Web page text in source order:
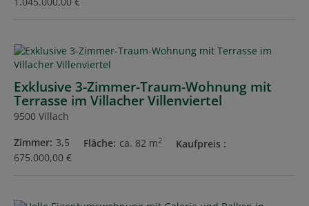
Exklusive 3-Zimmer-Traum-Wohnung mit
Terrasse im Villacher Villenviertel
9500 Villach
Zimmer 3,5 Fläche ca. 82 m2
Kaufpreis
675.000,00 €